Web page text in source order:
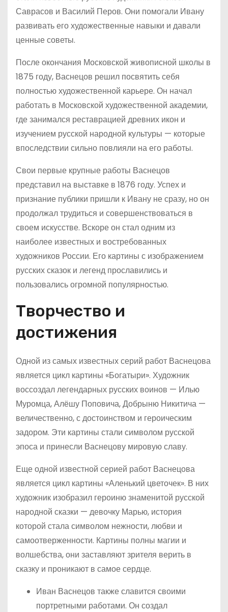
Саврасов и Василий Перов. Они помогали Ивану
развивать его художественные навыки и давали
ценные советы.
После окончания Московской живописной школы в
1875 году, Васнецов решил посвятить себя
полностью художественной карьере. Он начал
работать в Московской художественной академии,
где занимался реставрацией древних икон и
изучением русской народной культуры — которые
впоследствии сильно повлияли на его работы.
Свои первые крупные работы Васнецов
представил на выставке в 1876 году. Успех и
признание публики пришли к Ивану не сразу, но он
продолжал трудиться и совершенствоваться в
своем искусстве. Вскоре он стал одним из
наиболее известных и востребованных
художников России. Его картины с изображением
русских сказок и легенд прославились и
пользовались огромной популярностью.
Творчество и
достижения
Одной из самых известных серий работ Васнецова
является цикл картины «Богатыри». Художник
воссоздал легендарных русских воинов — Илью
Муромца, Алёшу Поповича, Добрыню Никитича —
величественно, с достоинством и героическим
задором. Эти картины стали символом русской
эпоса и принесли Васнецову мировую славу.
Еще одной известной серией работ Васнецова
является цикл картины «Аленький цветочек». В них
художник изобразил героиню знаменитой русской
народной сказки — девочку Марью, история
которой стала символом нежности, любви и
самоотверженности. Картины полны магии и
волшебства, они заставляют зрителя верить в
сказку и проникают в самое сердце.
Иван Васнецов также славится своими
портретными работами. Он создал